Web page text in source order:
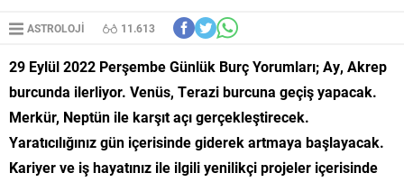
ASTROLOJI 11.613
29 Eylül 2022 Perşembe Günlük Burç Yorumları; Ay, Akrep
burcunda ilerliyor. Venüs, Terazi burcuna geçiş yapacak.
Merkür, Neptün ile karşıt açı gerçekleştirecek.
Yaratıcılığınız gün içerisinde giderek artmaya başlayacak.
Kariyer ve iş hayatınız ile ilgili yenilikçi projeler içerisinde